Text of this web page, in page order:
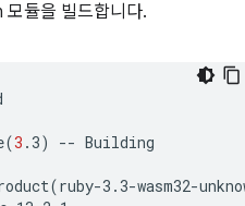
모듈을 빌드합니다.
(3 .3) -- Building
(ruby-3.3-wasm32-